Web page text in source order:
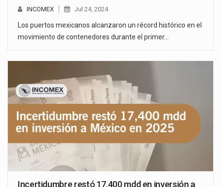
INCOMEX Jul 24, 2024
Los puertos mexicanos alcanzaron un récord histórico en el
movimiento de contenedores durante el primer…
Incertidumbre restó 17,400 mdd en inversión a